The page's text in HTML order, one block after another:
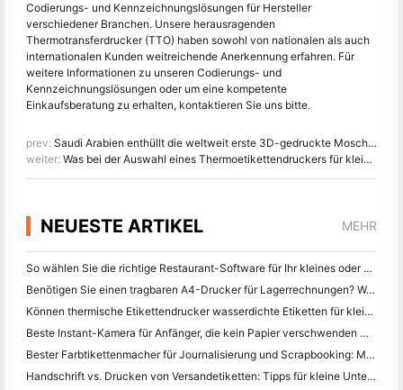
Codierungs- und Kennzeichnungslösungen für Hersteller
verschiedener Branchen. Unsere herausragenden
Thermotransferdrucker (TTO) haben sowohl von nationalen als auch
internationalen Kunden weitreichende Anerkennung erfahren. Für
weitere Informationen zu unseren Codierungs- und
Kennzeichnungslösungen oder um eine kompetente
Einkaufsberatung zu erhalten, kontaktieren Sie uns bitte.
prev: Saudi Arabien enthüllt die weltweit erste 3D-gedruckte Moschee in Dschidda
weiter: Was bei der Auswahl eines Thermoetikettendruckers für kleine Unternehmen zu vermeiden ist
NEUESTE ARTIKEL MEHR
So wählen Sie die richtige Restaurant-Software für Ihr kleines oder mittleres Restaurant
Benötigen Sie einen tragbaren A4-Drucker für Lagerrechnungen? Was eigentlich funktioniert
Können thermische Etikettendrucker wasserdichte Etiketten für kleine Unternehmen herstellen?
Beste Instant-Kamera für Anfänger, die kein Papier verschwenden wollen
Bester Farbtikettenmacher für Journalisierung und Scrapbooking: Mehr Farbe auf jeder Seite hinzufügen
Handschrift vs. Drucken von Versandetiketten: Tipps für kleine Unternehmen im Jahr 2026